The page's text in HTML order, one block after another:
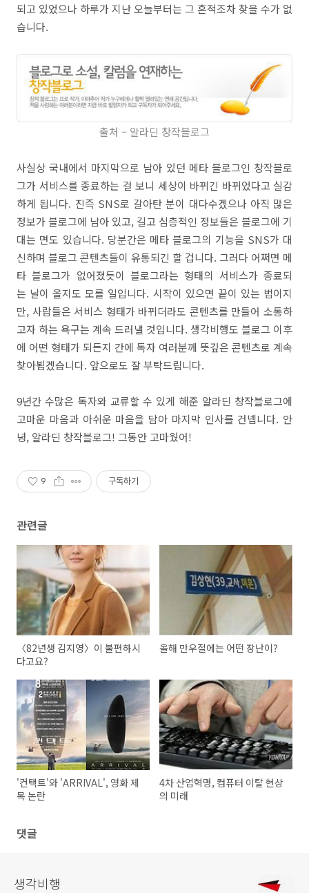
되고 있었으나 하루가 지난 오늘부터는 그 흔적조차 찾을 수가 없
습니다.
출처 – 알라딘 창작블로그
사실상 국내에서 마지막으로 남아 있던 메타 블로그인 창작블로
그가 서비스를 종료하는 걸 보니 세상이 바뀌긴 바뀌었다고 실감
하게 됩니다. 진즉 SNS로 갈아탄 분이 대다수겠으나 아직 많은
정보가 블로그에 남아 있고, 길고 심층적인 정보들은 블로그에 기
대는 면도 있습니다. 당분간은 메타 블로그의 기능을 SNS가 대
신하며 블로그 콘텐츠들이 유통되긴 할 겁니다. 그러다 어쩌면 메
타 블로그가 없어졌듯이 블로그라는 형태의 서비스가 종료되
는 날이 올지도 모를 일입니다. 시작이 있으면 끝이 있는 법이지
만, 사람들은 서비스 형태가 바뀌더라도 콘텐츠를 만들어 소통하
고자 하는 욕구는 계속 드러낼 것입니다. 생각비행도 블로그 이후
에 어떤 형태가 되든지 간에 독자 여러분께 뜻깊은 콘텐츠로 계속
찾아뵙겠습니다. 앞으로도 잘 부탁드립니다.
9년간 수많은 독자와 교류할 수 있게 해준 알라딘 창작블로그에
고마운 마음과 아쉬운 마음을 담아 마지막 인사를 건넵니다. 안
녕, 알라딘 창작블로그! 그동안 고마웠어!
9 구독하기
관련글
〈82년생 김지영〉이 불편하시
다고요?
올해 만우절에는 어떤 장난이?
'컨택트'와 'ARRIVAL', 영화 제
목 논란
4차 산업혁명, 컴퓨터 이탈 현상
의 미래
댓글
생각비행